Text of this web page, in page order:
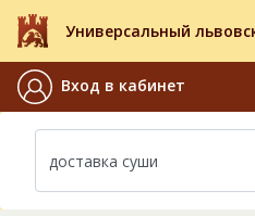
Универсальный
Вход в кабинет